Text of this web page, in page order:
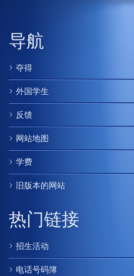
导航
夺得
外国学生
反馈
网站地图
学费
旧版本的网站
热门链接
招生活动
电话号码簿